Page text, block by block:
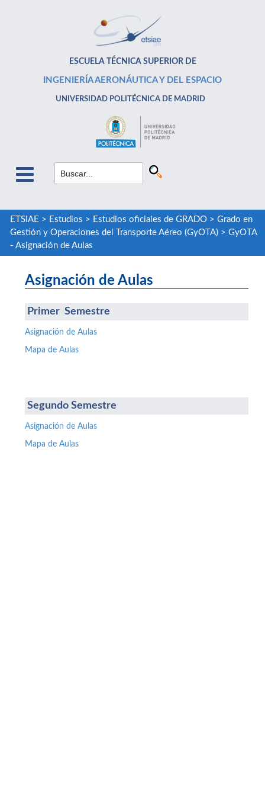
ESCUELA TÉCNICA SUPERIOR DE
INGENIERÍA AERONÁUTICA Y DEL ESPACIO
UNIVERSIDAD POLITÉCNICA DE MADRID
ETSIAE > Estudios > Estudios oficiales de GRADO> Grado en
Gestión y Operaciones del Transporte Aéreo (GyOTA)> GyOTA
- Asignación de Aulas
Asignación de Aulas
Primer Semestre
Asignación de Aulas
Mapa de Aulas
Segundo Semestre
Asignación de Aulas
Mapa de Aulas